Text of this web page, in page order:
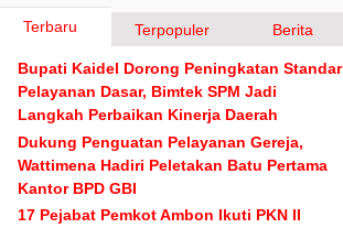
Terbaru Terpopuler Berita
Bupati Kaidel Dorong Peningkatan Standar
Pelayanan Dasar, Bimtek SPM Jadi
Langkah Perbaikan Kinerja Daerah
Dukung Penguatan Pelayanan Gereja,
Wattimena Hadiri Peletakan Batu Pertama
Kantor BPD GBI
17 Pejabat Pemkot Ambon Ikuti PKN II